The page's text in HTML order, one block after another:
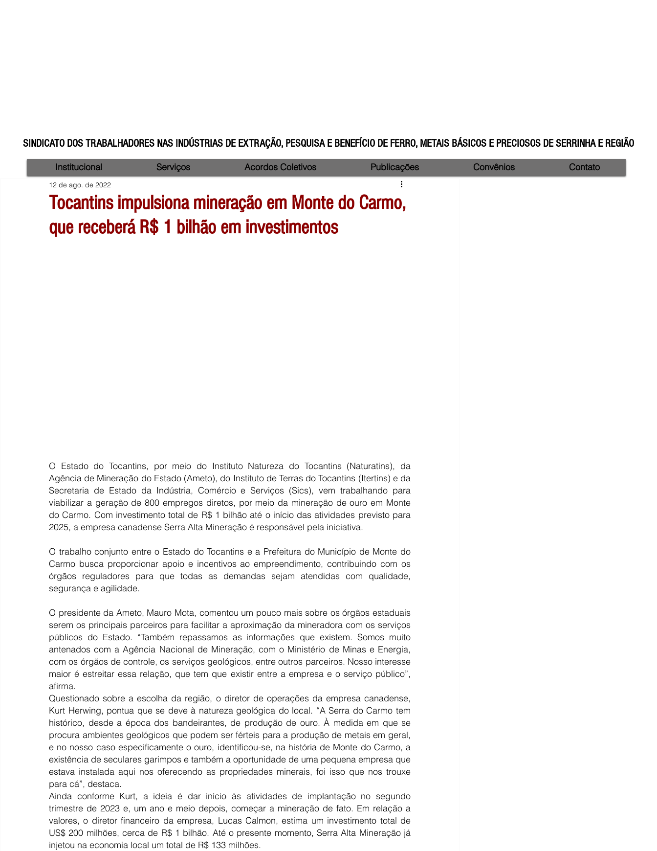
SINDICATO DOS TRABALHADORES NAS INDÚSTRIAS DE EXTRAÇÃO, PESQUISA E BENEFÍCIO DE FERRO, METAIS BÁSICOS E PRECIOSOS DE SERRINHA E REGIÃO
Tocantins impulsiona mineração em Monte do Carmo,
que receberá R$ 1 bilhão em investimentos
12 de ago. de 2022
O Estado do Tocantins, por meio do Instituto Natureza do Tocantins (Naturatins), da
Agência de Mineração do Estado (Ameto), do Instituto de Terras do Tocantins (Itertins) e da
Secretaria de Estado da Indústria, Comércio e Serviços (Sics), vem trabalhando para
viabilizar a geração de 800 empregos diretos, por meio da mineração de ouro em Monte
do Carmo. Com investimento total de R$ 1 bilhão até o início das atividades previsto para
2025, a empresa canadense Serra Alta Mineração é responsável pela iniciativa.
O trabalho conjunto entre o Estado do Tocantins e a Prefeitura do Município de Monte do
Carmo busca proporcionar apoio e incentivos ao empreendimento, contribuindo com os
órgãos reguladores para que todas as demandas sejam atendidas com qualidade,
segurança e agilidade.
O presidente da Ameto, Mauro Mota, comentou um pouco mais sobre os órgãos estaduais
serem os principais parceiros para facilitar a aproximação da mineradora com os serviços
públicos do Estado. “Também repassamos as informações que existem. Somos muito
antenados com a Agência Nacional de Mineração, com o Ministério de Minas e Energia,
com os órgãos de controle, os serviços geológicos, entre outros parceiros. Nosso interesse
maior é estreitar essa relação, que tem que existir entre a empresa e o serviço público”,
afirma.
Questionado sobre a escolha da região, o diretor de operações da empresa canadense,
Kurt Herwing, pontua que se deve à natureza geológica do local. “A Serra do Carmo tem
histórico, desde a época dos bandeirantes, de produção de ouro. À medida em que se
procura ambientes geológicos que podem ser férteis para a produção de metais em geral,
e no nosso caso especificamente o ouro, identificou-se, na história de Monte do Carmo, a
existência de seculares garimpos e também a oportunidade de uma pequena empresa que
estava instalada aqui nos oferecendo as propriedades minerais, foi isso que nos trouxe
para cá”, destaca.
Ainda conforme Kurt, a ideia é dar início às atividades de implantação no segundo
trimestre de 2023 e, um ano e meio depois, começar a mineração de fato. Em relação a
valores, o diretor financeiro da empresa, Lucas Calmon, estima um investimento total de
US$ 200 milhões, cerca de R$ 1 bilhão. Até o presente momento, Serra Alta Mineração já
injetou na economia local um total de R$ 133 milhões.
Institucional Serviços Acordos Coletivos Publicações Convênios Contato